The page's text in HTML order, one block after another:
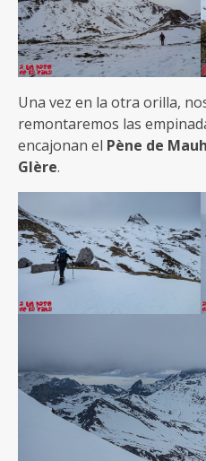
Una vez en la otra orilla,
remontaremos las
encajonan el Pène de
Glère.